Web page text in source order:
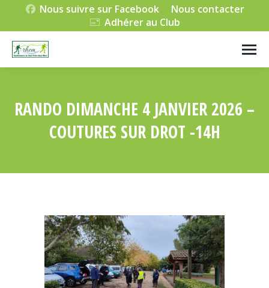
Nous suivre sur Facebook
Nous contacter
Adhérer au Club
RANDO DIMANCHE 4 JANVIER 2026 –
COUTURES SUR DROT -14H